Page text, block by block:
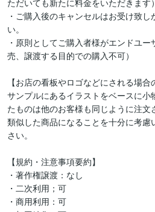
ただいても新たに料金をいただきます
・ご購入後のキャンセルはお受け致
い。
・原則としてご購入者様がエンドユ
売、譲渡する目的での購入不可）
【お店の看板やロゴなどにされる場合
サンプルにあるイラストをベースに小
たものは他のお客様も同じように注
類似した商品になることを十分に考
さい。
【規約・注意事項要約】
・著作権譲渡：なし
・二次利用；可
・商用利用：可